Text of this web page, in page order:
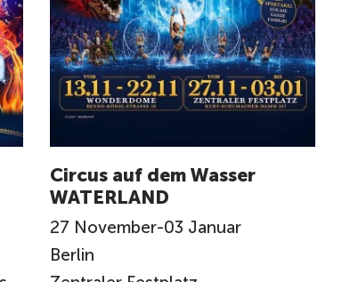
Circus auf dem Wasser
WATERLAND
27 November-03 Januar
Berlin